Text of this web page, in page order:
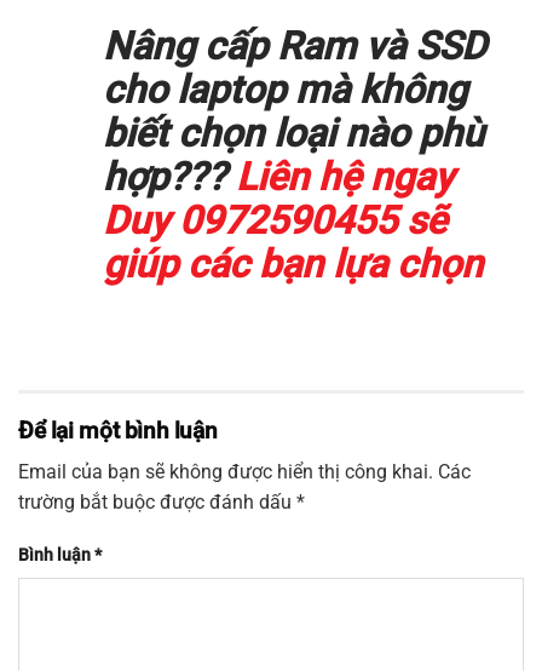
Nâng cấp Ram và SSD
cho laptop mà không
biết chọn loại nào phù
hợp???Liên hệ ngay
Duy 0972590455 sẽ
giúp các bạn lựa chọn
Để lại một bình luận
Email của bạn sẽ không được hiển thị công khai. Các
trường bắt buộc được đánh dấu *
Bình luận*